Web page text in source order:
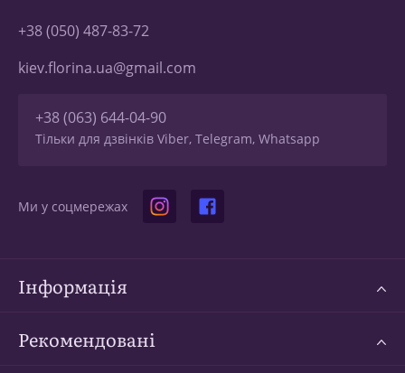
+38 (050) 487-83-72
kiev.florina.ua@gmail.com
+38 (063) 644-04-90
Тільки для дзвінків Viber, Telegram, Whatsapp
Ми у соцмережах
Інформація
Рекомендовані